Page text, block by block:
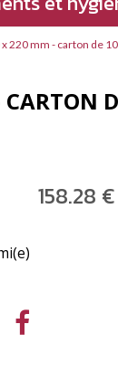
x 220 mm - carton de
158.28 €